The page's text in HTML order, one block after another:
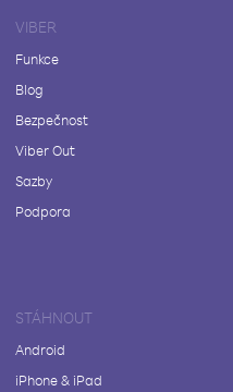
VIBER
Funkce
Blog
Bezpečnost
Viber Out
Sazby
Podpora
STÁHNOUT
Android
iPhone & iPad